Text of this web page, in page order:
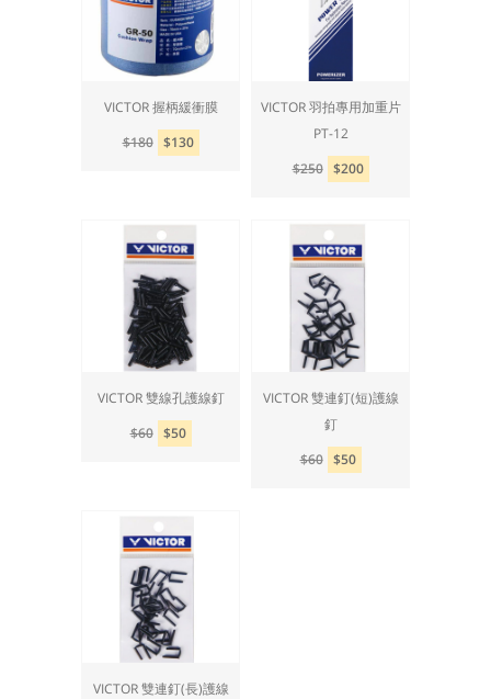
VICTOR 握柄緩衝膜
$180 $130
VICTOR 羽拍專用加重片
PT-12
$250 $200
VICTOR 雙線孔護線釘
$60 $50
VICTOR 雙連釘(短)護線
釘
$60 $50
VICTOR 雙連釘(長)護線